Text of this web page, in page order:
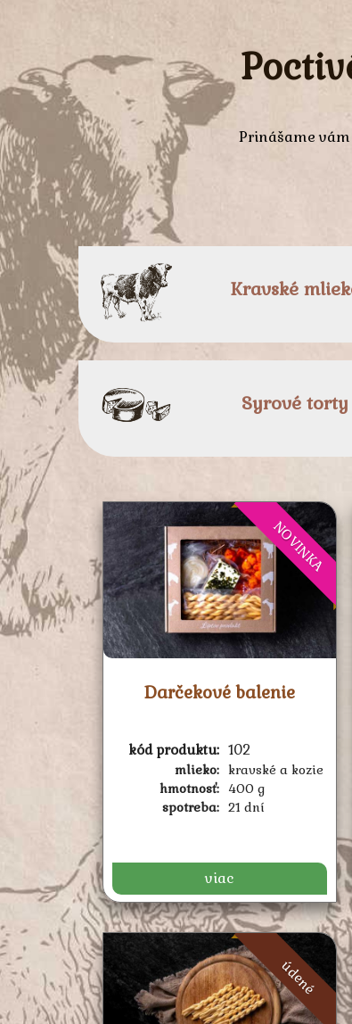
Prinášame
Kravské
Syrové torty
NOVINKA
Darčekové balenie
kód produktu: 102
mlieko:
kravské a kozie
hmotnosť:
400 g
spotreba: 21 dní
viac
údené